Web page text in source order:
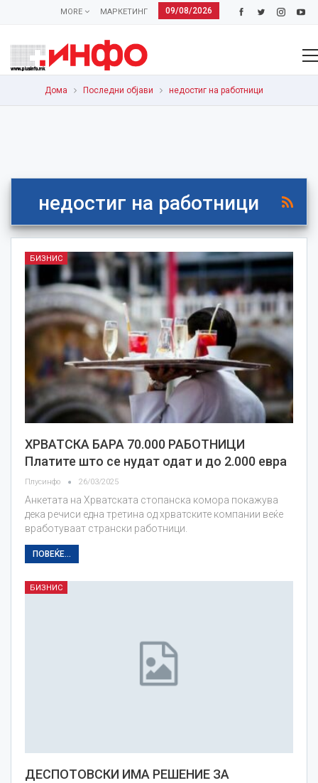
09/08/2026
МАРКЕТИНГ
MORE
Дома Последни објави недостиг на работници
недостиг на работници
БИЗНИС
ХРВАТСКА БАРА 70.000 РАБОТНИЦИ
Платите што се нудат одат и до 2.000 евра
Плусинфо 26/03/2025
Анкетата на Хрватската стопанска комора покажува
дека речиси една третина од хрватските компании веќе
вработуваат странски работници.
ПОВЕЌЕ...
БИЗНИС
ДЕСПОТОВСКИ ИМА РЕШЕНИЕ ЗА